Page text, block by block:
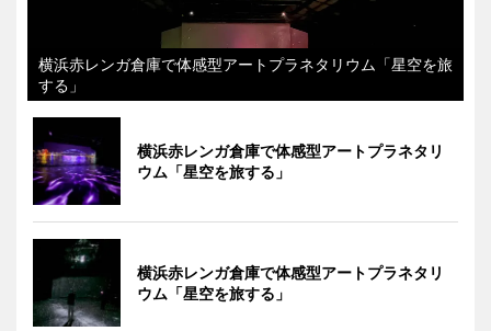
横浜赤レンガ倉庫で体感型アートプラネタリウム「星空を旅
する」
横浜赤レンガ倉庫で体感型アートプラネタリ
ウム「星空を旅する」
横浜赤レンガ倉庫で体感型アートプラネタリ
ウム「星空を旅する」